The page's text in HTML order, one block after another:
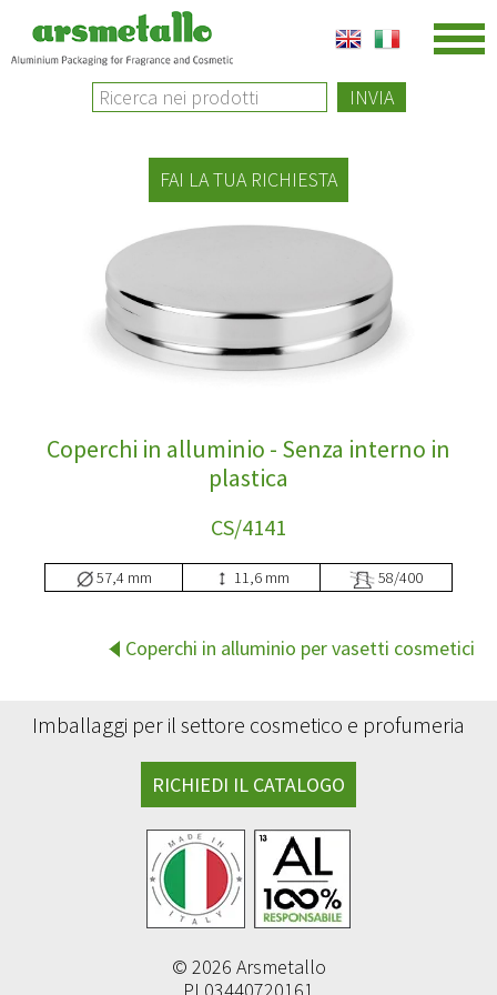
INVIA
FAI LA TUA RICHIESTA
Coperchi in alluminio - Senza interno in
plastica
CS/4141
57,4 mm 11,6 mm 58/400
Coperchi in alluminio per vasetti cosmetici
© 2026 Arsmetallo
PI 03440720161
Imballaggi per il settore cosmetico e profumeria
RICHIEDI IL CATALOGO